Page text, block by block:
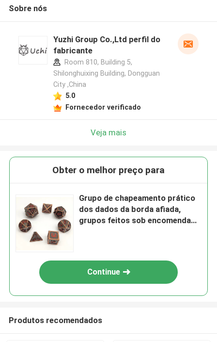
Sobre nós
Yuzhi Group Co.,Ltd perfil do
fabricante
Room 810, Building 5,
Shilonghuixing Building, Dongguan
City ,China
5.0
Fornecedor verificado
Veja mais
Obter o melhor preço para
Grupo de chapeamento prático
dos dados da borda afiada,
grupos feitos sob encomenda
Continue
Produtos recomendados